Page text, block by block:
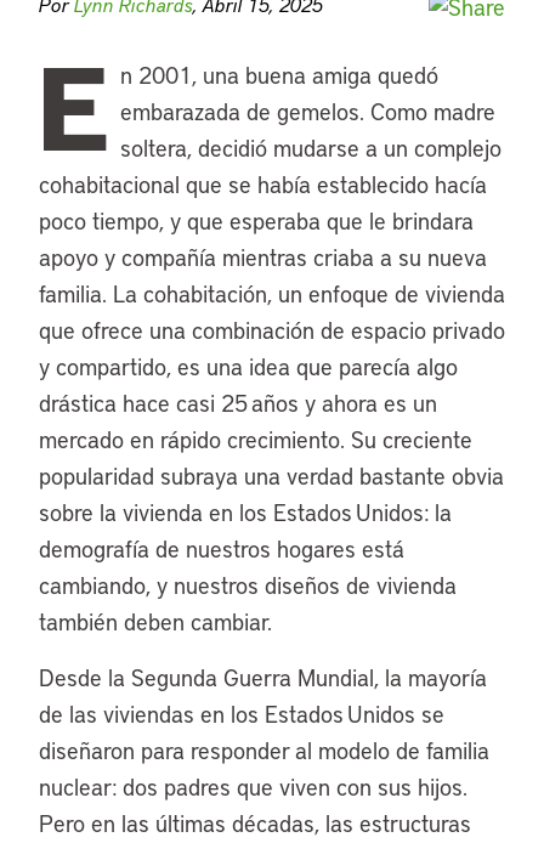
E n 2001, una buena amiga quedó
embarazada de gemelos. Como madre
soltera, decidió mudarse a un complejo
cohabitacional que se había establecido hacía
poco tiempo, y que esperaba que le brindara
apoyo y compañía mientras criaba a su nueva
familia. La cohabitación, un enfoque de vivienda
que ofrece una combinación de espacio privado
y compartido, es una idea que parecía algo
drástica hace casi 25 años y ahora es un
mercado en rápido crecimiento. Su creciente
popularidad subraya una verdad bastante obvia
sobre la vivienda en los Estados Unidos: la
demografía de nuestros hogares está
cambiando, y nuestros diseños de vivienda
también deben cambiar.
Desde la Segunda Guerra Mundial, la mayoría
de las viviendas en los Estados Unidos se
diseñaron para responder al modelo de familia
nuclear: dos padres que viven con sus hijos.
Pero en las últimas décadas, las estructuras